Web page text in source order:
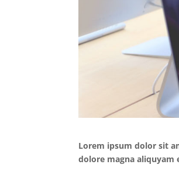
Lorem ipsum dolor sit
dolore magna aliquyam